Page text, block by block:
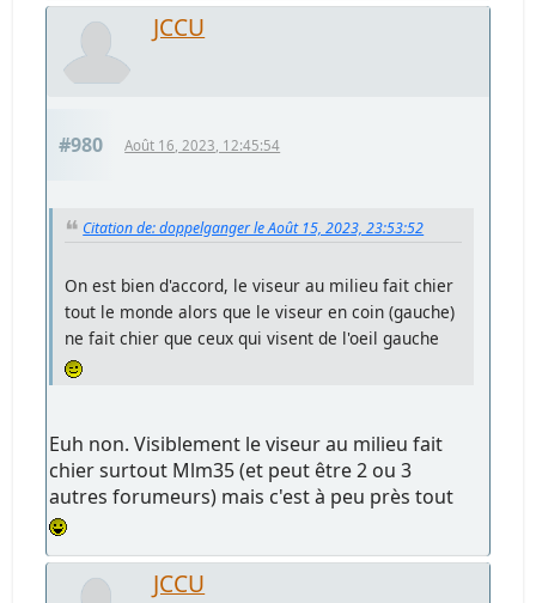
JCCU
#980 Août 16, 2023, 12:45:54
Citation de: doppelganger le Août 15, 2023, 23:53:52
On est bien d'accord, le viseur au milieu fait chier
tout le monde alors que le viseur en coin (gauche)
ne fait chier que ceux qui visent de l'oeil gauche
Euh non. Visiblement le viseur au milieu fait
chier surtout Mlm35 (et peut être 2 ou 3
autres forumeurs) mais c'est à peu près tout
JCCU